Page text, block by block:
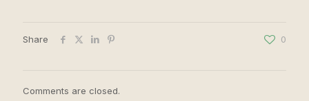
Share 0
Comments are closed.